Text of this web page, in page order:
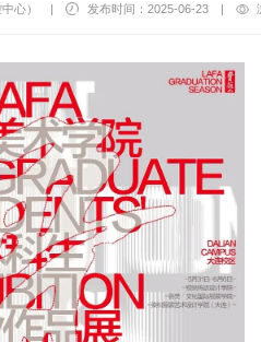
心） | 发布时间：2025-06-23 |